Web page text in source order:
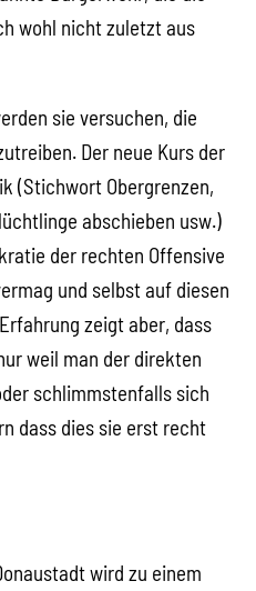
wohl nicht zuletzt aus
sie versuchen, die
Der neue Kurs der
(Stichwort Obergrenzen,
abschieben usw.)
der rechten Offensive
und selbst auf diesen
zeigt aber, dass
weil man der direkten
schlimmstenfalls sich
dass dies sie erst recht
wird zu einem